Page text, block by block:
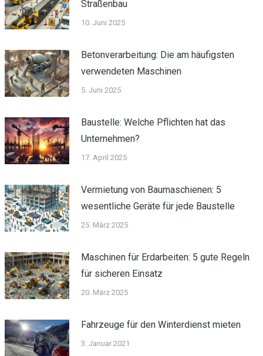
Straßenbau
10. Juni 2025
Betonverarbeitung: Die am häufigsten
verwendeten Maschinen
5. Juni 2025
Baustelle: Welche Pflichten hat das
Unternehmen?
17. April 2025
Vermietung von Baumaschienen: 5
wesentliche Geräte für jede Baustelle
25. März 2025
Maschinen für Erdarbeiten: 5 gute Regeln
für sicheren Einsatz
20. März 2025
Fahrzeuge für den Winterdienst mieten
3. Januar 2021